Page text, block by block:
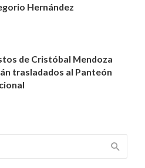
Hernández
de Cristóbal Mendoza
trasladados al Panteón